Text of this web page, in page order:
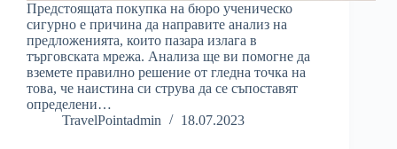
Предстоящата покупка на бюро ученическо
сигурно е причина да направите анализ на
предложенията, които пазара излага в
търговската мрежа. Анализа ще ви помогне да
вземете правилно решение от гледна точка на
това, че наистина си струва да се съпоставят
определени…
TravelPointadmin
18.07.2023